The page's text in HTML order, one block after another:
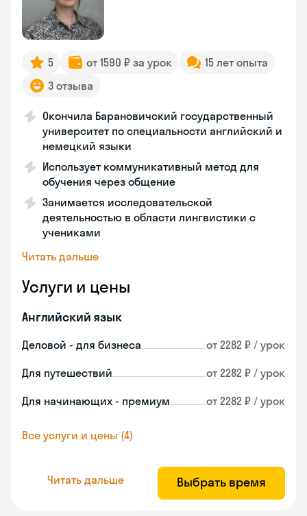
5 от 1590 ₽ за урок
15 лет опыта
3 отзыва
Окончила Барановичский государственный
университет по специальности английский и
немецкий языки
Использует коммуникативный метод для
обучения через общение
Занимается исследовательской
деятельностью в области лингвистики с
учениками
Читать дальше
Услуги и цены
Английский язык
Деловой - для бизнеса от 2282 ₽ / урок
Для путешествий от 2282 ₽ / урок
Для начинающих - премиум от 2282 ₽ / урок
Все услуги и цены (4)
Читать дальше Выбрать время